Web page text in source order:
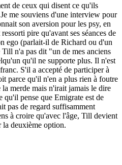
de ceux qui disent ce qu'ils
me souviens d'une interview pour
son aversion pour les psy, en
pire qu'avant ses séances de
ego (parlait-il de Richard ou d'un
n'a pas dit "un de mes anciens
qu'il ne supporte plus. Il n'est
S'il a accepté de participer à
parce qu'il n'en a plus rien à foutre
merde mais n'irait jamais le dire
qu'il pense que Emigrate est de
pas de regard suffisamment
à croire qu'avec l'âge, Till devient
la deuxième option.